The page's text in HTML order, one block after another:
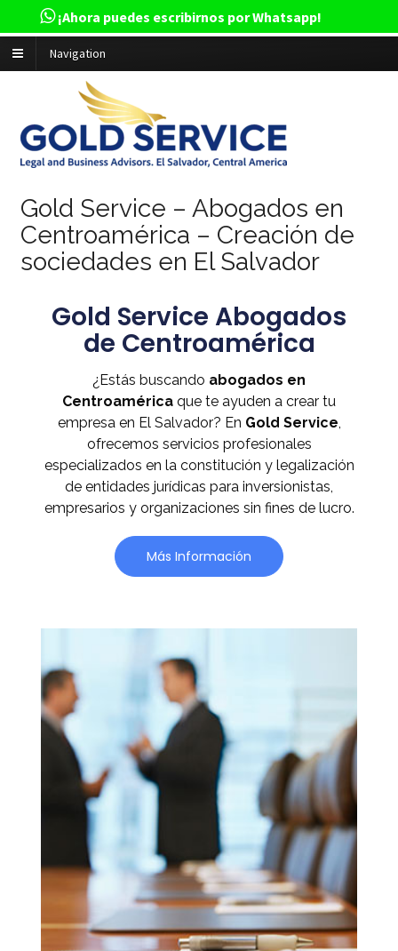
Navigation
Gold Service – Abogados en
Centroamérica – Creación de
sociedades en El Salvador
Gold Service Abogados
de Centroamérica
¿Estás buscando abogados en
Centroamérica que te ayuden a crear tu
empresa en El Salvador? En Gold Service,
ofrecemos servicios profesionales
especializados en la constitución y legalización
de entidades jurídicas para inversionistas,
empresarios y organizaciones sin fines de lucro.
Más Información
¡Ahora puedes escribirnos por Whatsapp!